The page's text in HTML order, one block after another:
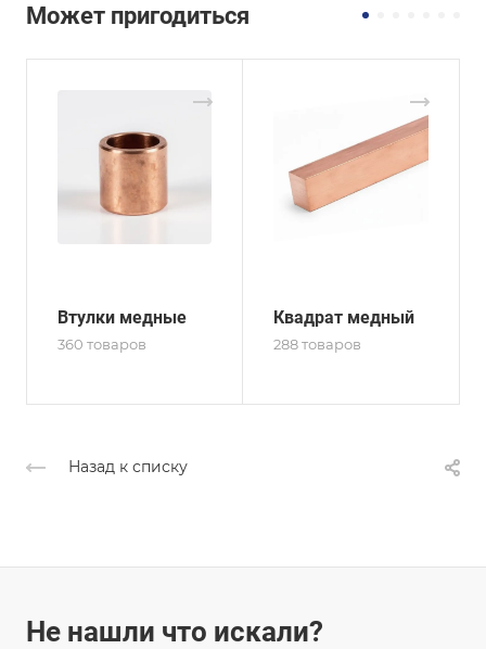
Может пригодиться
Втулки медные
360 товаров
Квадрат медный
288 товаров
Назад к списку
Не нашли что искали?